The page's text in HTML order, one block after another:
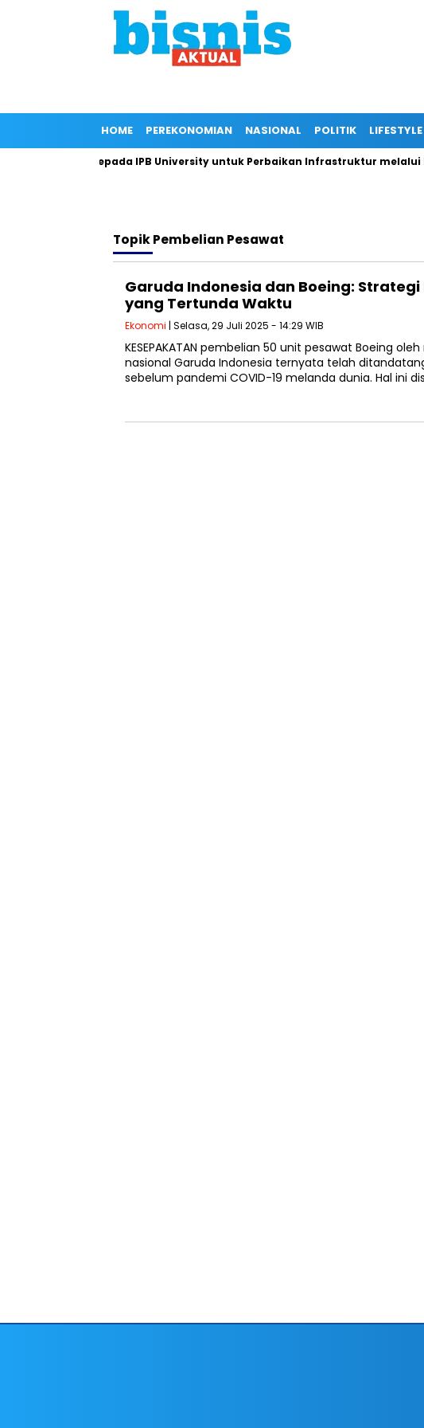
HOME PEREKONOMIAN NASIONAL POLITIK LIFESTYLE
Dukungan Kepada IPB University untuk Perbaikan Infrastruktur melalui
TopikPembelian Pesawat
Garuda Indonesia dan Boeing:
yang Tertunda Waktu
Ekonomi | Selasa, 29 Juli 2025 - 14:29 WIB
KESEPAKATAN pembelian 50 unit pesawat Boeing
nasional Garuda Indonesia ternyata telah
sebelum pandemi COVID-19 melanda dunia. Hal ini